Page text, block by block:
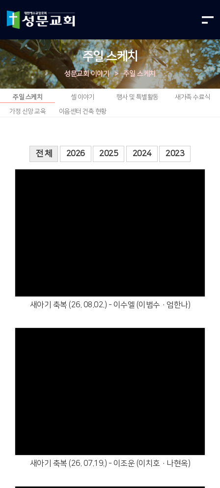
주일 스케치
성문교회 이야기 > 주일 스케치
주일 스케치 셀 이야기 행사 및 특별활동 새가족 수료식
가정 신앙 교육 이음센터 건축 현황
전 체 2026 2025 2024 2023
새아기 축복 (26. 08.02.) - 이수엘 (이범수·엄한나)
새아기 축복 (26. 07.19.) - 이조운 (이치호·나현옥)